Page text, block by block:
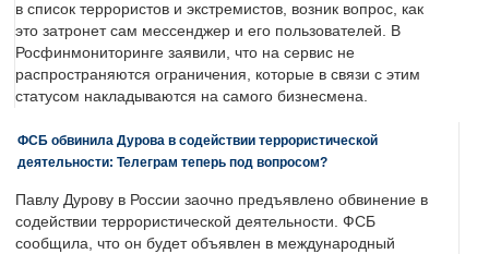
в список террористов и экстремистов, возник вопрос, как
это затронет сам мессенджер и его пользователей. В
Росфинмониторинге заявили, что на сервис не
распространяются ограничения, которые в связи с этим
статусом накладываются на самого бизнесмена.
ФСБ обвинила Дурова в содействии террористической
деятельности: Телеграм теперь под вопросом?
Павлу Дурову в России заочно предъявлено обвинение в
содействии террористической деятельности. ФСБ
сообщила, что он будет объявлен в международный